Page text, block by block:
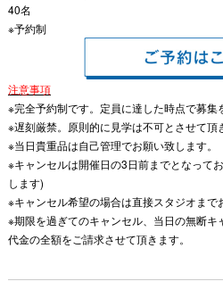
40名
※予約制
注意事項
※完全予約制です。定員に達した時点で募集
※遅刻厳禁。原則的に見学は不可とさせて頂
※当日貴重品は自己管理でお願い致します。
※キャンセルは開催日の3日前までとなって
します)
※キャンセル希望の場合は直接スタジオまで
※期限を過ぎてのキャンセル、当日の無断
代金の全額をご請求させて頂きます。